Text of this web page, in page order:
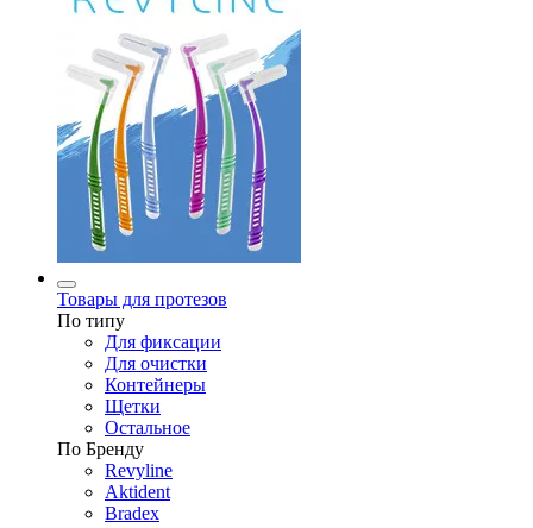
Товары для протезов
По типу
Для фиксации
Для очистки
Контейнеры
Щетки
Остальное
По Бренду
Revyline
Aktident
Bradex